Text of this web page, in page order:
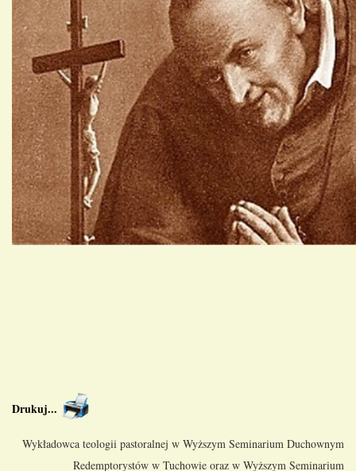
Drukuj...
Wykładowca teologii pastoralnej w Wyższym Seminarium Duchownym
Redemptorystów w Tuchowie oraz w Wyższym Seminarium